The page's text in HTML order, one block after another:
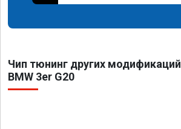
Чип тюнинг других модификаций
BMW 3er G20